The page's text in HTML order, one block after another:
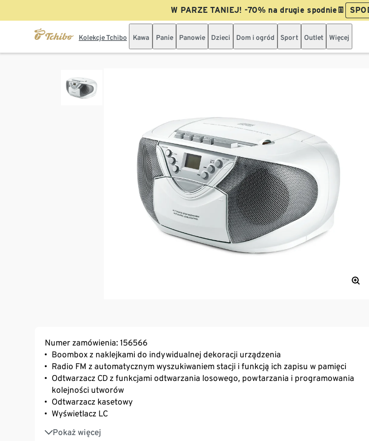
W PARZE TANIEJ! -70% na drugie spodnie👖
Kolekcje Tchibo Kawa Panie Panowie Dzieci Dom i ogród Sport Outlet Więcej
Numer zamówienia: 156566
Boombox z naklejkami do indywidualnej dekoracji urządzenia
Radio FM z automatycznym wyszukiwaniem stacji i funkcją ich zapisu w pamięci
Odtwarzacz CD z funkcjami odtwarzania losowego, powtarzania i programowania
kolejności utworów
Odtwarzacz kasetowy
Wyświetlacz LC
Pokaż więcej
2 wbudowane głośniki dla uzyskania optymalnego dźwięku stereo
Wejście audio 3,5 mm do podłączania zewnętrznych urządzeń audio, jak np.